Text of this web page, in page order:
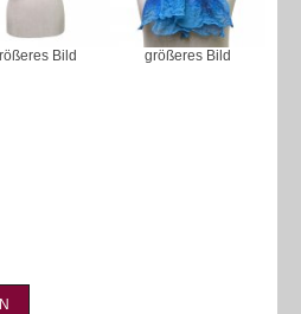
Bild größeres Bild